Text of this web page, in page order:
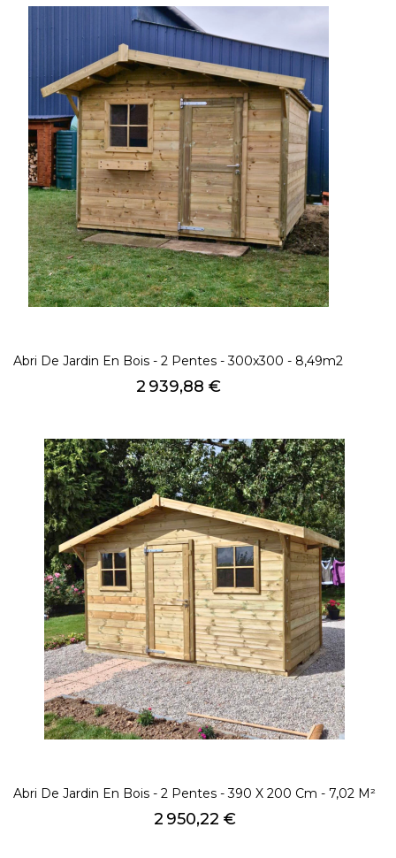
Abri De Jardin En Bois - 2 Pentes - 300x300 - 8,49m2
Prix
2 939,88 €
Abri De Jardin En Bois - 2 Pentes - 390 X 200 Cm - 7,02 M²
Prix
2 950,22 €